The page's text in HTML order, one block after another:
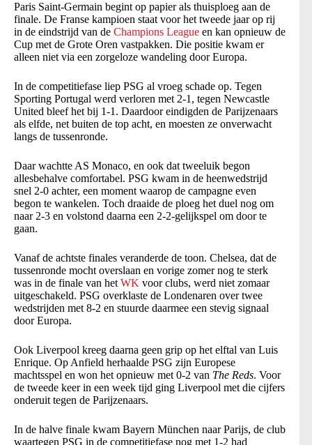
Paris Saint-Germain begint op papier als thuisploeg aan de
finale. De Franse kampioen staat voor het tweede jaar op rij
in de eindstrijd van de Champions League en kan opnieuw de
Cup met de Grote Oren vastpakken. Die positie kwam er
alleen niet via een zorgeloze wandeling door Europa.
In de competitiefase liep PSG al vroeg schade op. Tegen
Sporting Portugal werd verloren met 2-1, tegen Newcastle
United bleef het bij 1-1. Daardoor eindigden de Parijzenaars
als elfde, net buiten de top acht, en moesten ze onverwacht
langs de tussenronde.
Daar wachtte AS Monaco, en ook dat tweeluik begon
allesbehalve comfortabel. PSG kwam in de heenwedstrijd
snel 2-0 achter, een moment waarop de campagne even
begon te wankelen. Toch draaide de ploeg het duel nog om
naar 2-3 en volstond daarna een 2-2-gelijkspel om door te
gaan.
Vanaf de achtste finales veranderde de toon. Chelsea, dat de
tussenronde mocht overslaan en vorige zomer nog te sterk
was in de finale van het WK voor clubs, werd niet zomaar
uitgeschakeld. PSG overklaste de Londenaren over twee
wedstrijden met 8-2 en stuurde daarmee een stevig signaal
door Europa.
Ook Liverpool kreeg daarna geen grip op het elftal van Luis
Enrique. Op Anfield herhaalde PSG zijn Europese
machtsspel en won het opnieuw met 0-2 van The Reds. Voor
de tweede keer in een week tijd ging Liverpool met die cijfers
onderuit tegen de Parijzenaars.
In de halve finale kwam Bayern München naar Parijs, de club
waartegen PSG in de competitiefase nog met 1-2 had